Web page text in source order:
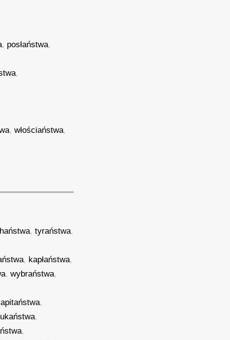
, posłaństwa,
,
,włościaństwa,
,tyraństwa,
, kapłaństwa,
,wybraństwa,
,
,
,